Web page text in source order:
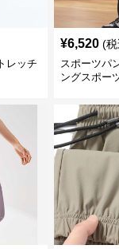
レッチ
¥6,520 (
スポーツパ
ングスポー